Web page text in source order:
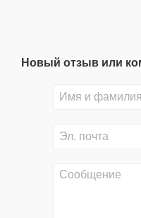
Новый отзыв или